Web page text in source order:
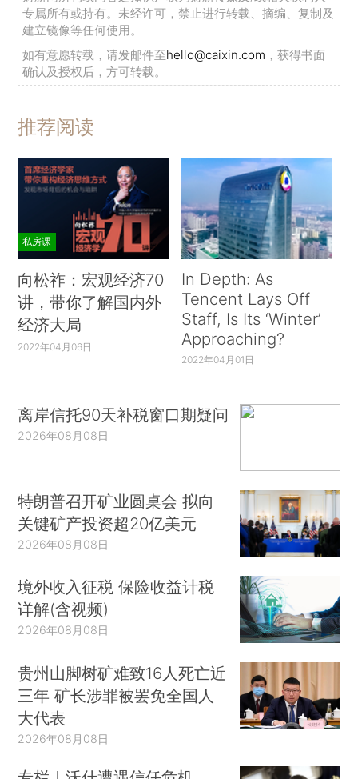
专属所有或持有。未经许可，禁止进行转载、摘编、复制及
建立镜像等任何使用。
如有意愿转载，请发邮件至hello@caixin.com ，获得书面
确认及授权后，方可转载。
推荐阅读
私房课
向松祚：宏观经济70
讲，带你了解国内外
经济大局
2022年04月06日
In Depth: As
Tencent Lays Off
Staff, Is Its ‘Winter’
Approaching?
2022年04月01日
离岸信托90天补税窗口期疑问
2026年08月08日
特朗普召开矿业圆桌会 拟向
关键矿产投资超20亿美元
2026年08月08日
境外收入征税 保险收益计税
详解(含视频)
2026年08月08日
贵州山脚树矿难致16人死亡近
三年 矿长涉罪被罢免全国人
大代表
2026年08月08日